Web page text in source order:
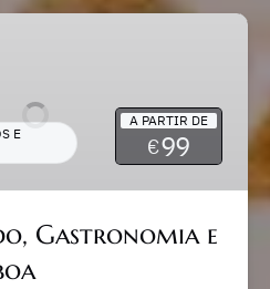
A PARTIR DE
€99
E
Gastronomia e